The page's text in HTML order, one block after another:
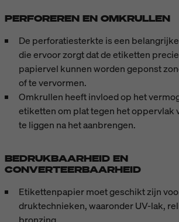
PERFOREREN EN OMKRULLEN
De perforatiesterkte is een
die ervoor zorgt dat de etiketten
papiervel kunnen worden geponst
of te vervormen.
Omkrullen heeft invloed op het
etiketten om plat tegen het oppervlak
te liggen na het aanbrengen.
BEDRUKBAARHEID EN
CONVERTEERBAARHEID
Etikettenpapier moet geschikt zijn
druktechnieken, waaronder UV-lak,